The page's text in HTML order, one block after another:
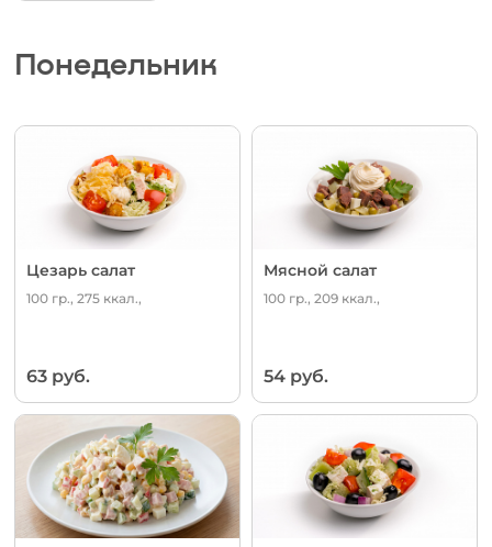
Понедельник
Цезарь салат
100 гр., 275 ккал.,
63 руб.
Мясной салат
100 гр., 209 ккал.,
54 руб.